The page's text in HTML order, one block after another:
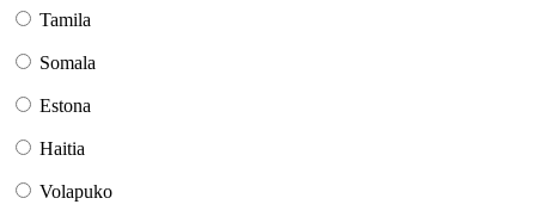
Tamila
Somala
Estona
Haitia
Volapuko